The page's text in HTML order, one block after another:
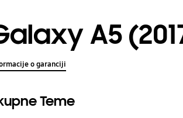
A5
o garanciji
Teme